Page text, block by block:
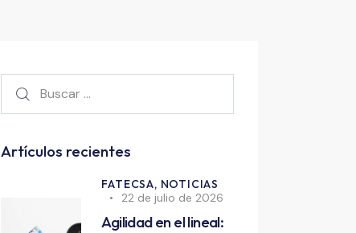
Artículos recientes
FATECSA, NOTICIAS
22 de julio de 2026
Agilidad en el lineal: